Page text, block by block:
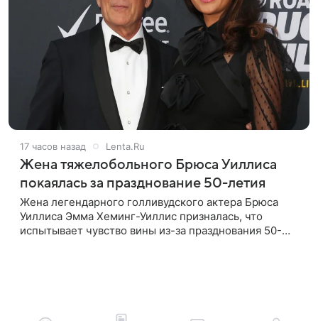
17 часов назад Lenta.Ru
Жена тяжелобольного Брюса Уиллиса
покаялась за празднование 50-летия
Жена легендарного голливудского актера Брюса
Уиллиса Эмма Хеминг-Уиллис призналась, что
испытывает чувство вины из-за празднования 50-